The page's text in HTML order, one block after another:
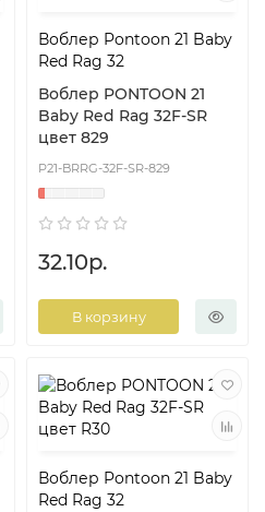
Воблер Pontoon 21 Baby
Red Rag 32
Воблер PONTOON 21
Baby Red Rag 32F-SR
цвет 829
P21-BRRG-32F-SR-829
32.10р.
В корзину
Воблер Pontoon 21 Baby
Red Rag 32